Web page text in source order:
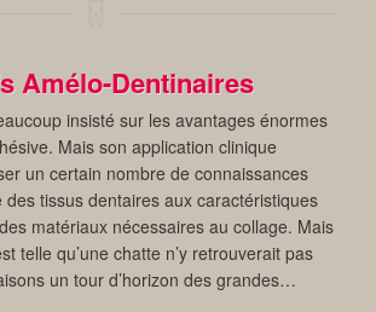
Amélo-Dentinaires
insisté sur les avantages énormes
Mais son application clinique
un certain nombre de connaissances
des tissus dentaires aux caractéristiques
matériaux nécessaires au collage. Mais
telle qu’une chatte n’y retrouverait pas
un tour d’horizon des grandes…